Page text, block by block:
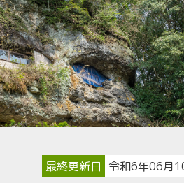
最終更新日 令和6年06月